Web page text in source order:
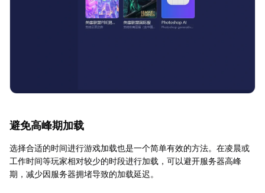
避免高峰期加载
选择合适的时间进行游戏加载也是一个简单有效的方法。在凌晨或
工作时间等玩家相对较少的时段进行加载，可以避开服务器高峰
期，减少因服务器拥堵导致的加载延迟。